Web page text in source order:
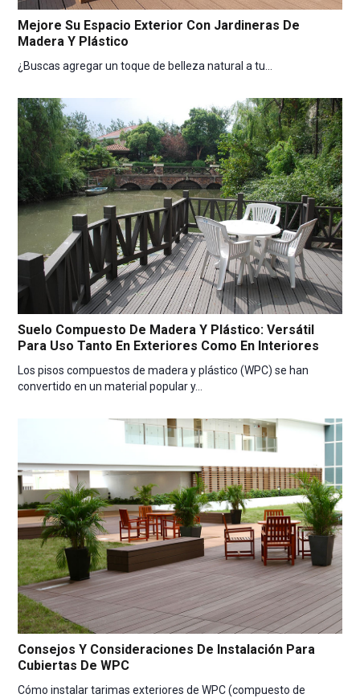
Mejore Su Espacio Exterior Con Jardineras De
Madera Y Plástico
¿Buscas agregar un toque de belleza natural a tu…
Suelo Compuesto De Madera Y Plástico: Versátil
Para Uso Tanto En Exteriores Como En Interiores
Los pisos compuestos de madera y plástico (WPC) se han
convertido en un material popular y…
Consejos Y Consideraciones De Instalación Para
Cubiertas De WPC
Cómo instalar tarimas exteriores de WPC (compuesto de